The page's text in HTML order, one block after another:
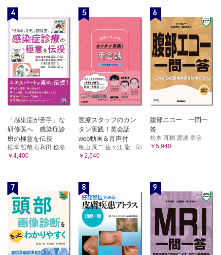
4
「感染症が苦手」な
研修医へ 感染症診
療の極意を伝授
松本 哲哉 石和田 稔彦 ...
￥4,400
5
医療スタッフのカン
タン実践！英会話
web動画＆音声付
亀山 周二 佐々江 龍一郎
￥2,640
6
腹部エコー 一問一
答
松本 直樹 渡邊 幸信
￥5,940
7 8 9